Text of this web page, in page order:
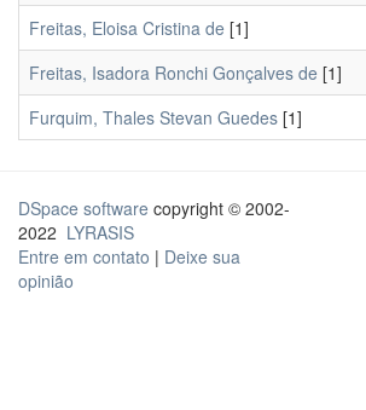
Freitas, Eloisa Cristina de [1]
Freitas, Isadora Ronchi Gonçalves de [1]
Furquim, Thales Stevan Guedes [1]
DSpace software copyright © 2002-
2022 LYRASIS
Entre em contato | Deixe sua
opinião